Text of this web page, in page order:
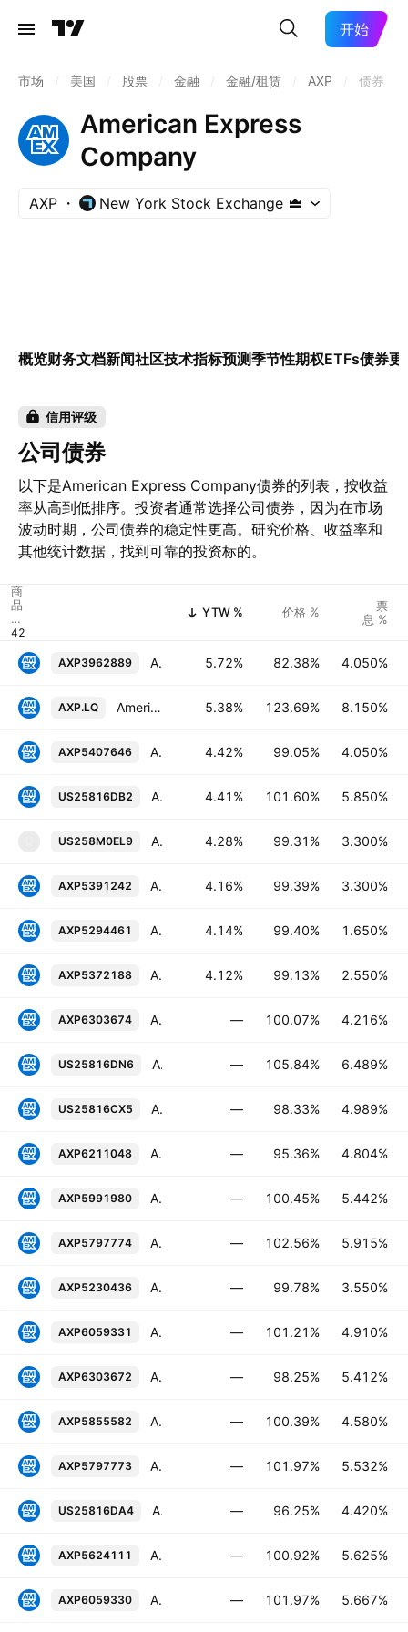
开始
市场 美国 股票 金融 金融/租赁 AXP 债券
American Express
Company
AXP New York Stock Exchange
概览财务文档新闻社区技术指标预测季节性期权ETFs债券更
信用评级
公司债券
以下是American Express Company债券的列表，按收益
率从高到低排序。投资者通常选择公司债券，因为在市场
波动时期，公司债券的稳定性更高。研究价格、收益率和
其他统计数据，找到可靠的投资标的。
商
品
代
码
YTW % 价格 %
票
息 %
AXP3962889 American Express Company 4.05% 03-DEC-2042 5.72% 82.38% 4.050%
AXP.LQ American Express Company 8.15% 19-MAR-2038 5.38% 123.69% 8.150%
AXP5407646 American Express Company 4.05% 03-MAY-2029 4.42% 99.05% 4.050%
US25816DB2 American Express Company 5.85% 05-NOV-2027 4.41% 101.60% 5.850%
US258M0EL9 American Express Credit Corporation 3.3% 03-MAY-2027 4.28% 99.31% 3.300%
AXP5391242 American Express Company 3.3% 03-MAY-2027 4.16% 99.39% 3.300%
AXP5294461 American Express Company 1.65% 04-NOV-2026 4.14% 99.40% 1.650%
AXP5372188 American Express Company 2.55% 04-MAR-2027 4.12% 99.13% 2.550%
AXP6303674 American Express Company FRN 09-FEB-2029 — 100.07% 4.216%
US25816DN6 American Express Company 6.489% 30-OCT-2031 — 105.84% 6.489%
US25816CX5 American Express Company 4.989% 26-MAY-2033 — 98.33% 4.989%
AXP6211048 American Express Company 4.804% 24-OCT-2036 — 95.36% 4.804%
AXP5991980 American Express Company 5.442% 30-JAN-2036 — 100.45% 5.442%
AXP5797774 American Express Company 5.915% 25-APR-2035 — 102.56% 5.915%
AXP5230436 American Express Company Depositary Shs Repr 1/1'000th Fix/Fltg Non-Cum Red Perp Pfd Rg Shs Ser D — 99.78% 3.550%
AXP6059331 American Express Company FRN 25-APR-2029 — 101.21% 4.910%
AXP6303672 American Express Company 5.412% 08-FEB-2041 — 98.25% 5.412%
AXP5855582 American Express Company FRN 26-JUL-2028 — 100.39% 4.580%
AXP5797773 American Express Company 5.532% 25-APR-2030 — 101.97% 5.532%
US25816DA4 American Express Company 4.42% 03-AUG-2033 — 96.25% 4.420%
AXP5624111 American Express Company 5.625% 28-JUL-2034 — 100.92% 5.625%
AXP6059330 American Express Company 5.667% 25-APR-2036 — 101.97% 5.667%